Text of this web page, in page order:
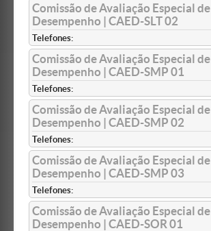
Comissão de Avaliação Especial de
Desempenho | CAED-SLT 02
Telefones:
Comissão de Avaliação Especial de
Desempenho | CAED-SMP 01
Telefones:
Comissão de Avaliação Especial de
Desempenho | CAED-SMP 02
Telefones:
Comissão de Avaliação Especial de
Desempenho | CAED-SMP 03
Telefones:
Comissão de Avaliação Especial de
Desempenho | CAED-SOR 01